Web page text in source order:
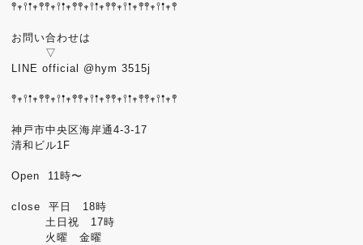
𖤣𖥧𖥣𖡡𖥧𖤣𖤣𖥧𖥣𖡡𖥧𖤣𖤣𖥧𖥣𖡡𖥧𖤣𖤣𖥧𖥣𖡡𖥧𖤣𖤣𖥧𖥣𖡡𖥧𖤣
お問い合わせは
▽
LINE official @hym 3515j
𖤣𖥧𖥣𖡡𖥧𖤣𖤣𖥧𖥣𖡡𖥧𖤣𖤣𖥧𖥣𖡡𖥧𖤣𖤣𖥧𖥣𖡡𖥧𖤣𖤣𖥧𖥣𖡡𖥧𖤣
神戸市中央区海岸通4-3-17
清和ビル1F
Open 11時〜
close 平日 18時
土日祝 17時
火曜 金曜